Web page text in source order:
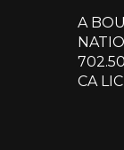
A
CA